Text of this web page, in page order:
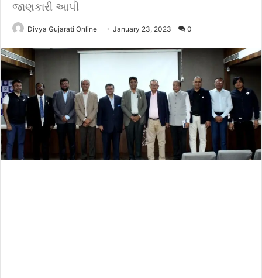
જાણકારી આપી
Divya Gujarati Online January 23, 2023 0